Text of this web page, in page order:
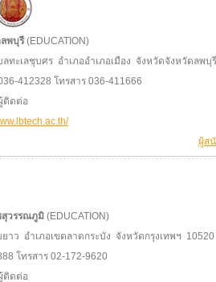
พบุรี(EDUCATION)
ะเลชุบศร อำเภออำเภอเมือง จังหวัดจังหวัดลพบุรี
412328 โทรสาร 036-411666
ติดต่อ
ผู้ส
สุวรรณภูมิ(EDUCATION)
ว อำเภอเขตลาดกระบัง จังหวัดกรุงเทพฯ 10520
โทรสาร 02-172-9620
ติดต่อ